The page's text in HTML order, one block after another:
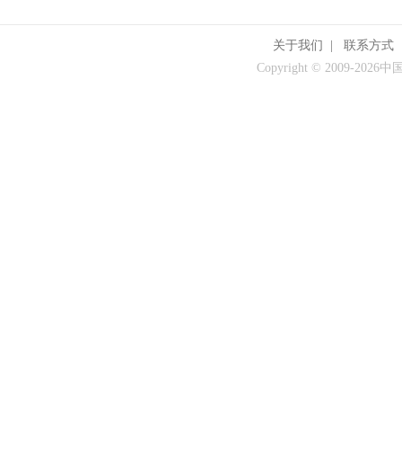
关于我们 |联系方式
Copyright © 2009-2026中